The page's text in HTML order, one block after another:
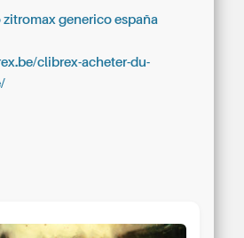
generico españa
clibrex-acheter-du-